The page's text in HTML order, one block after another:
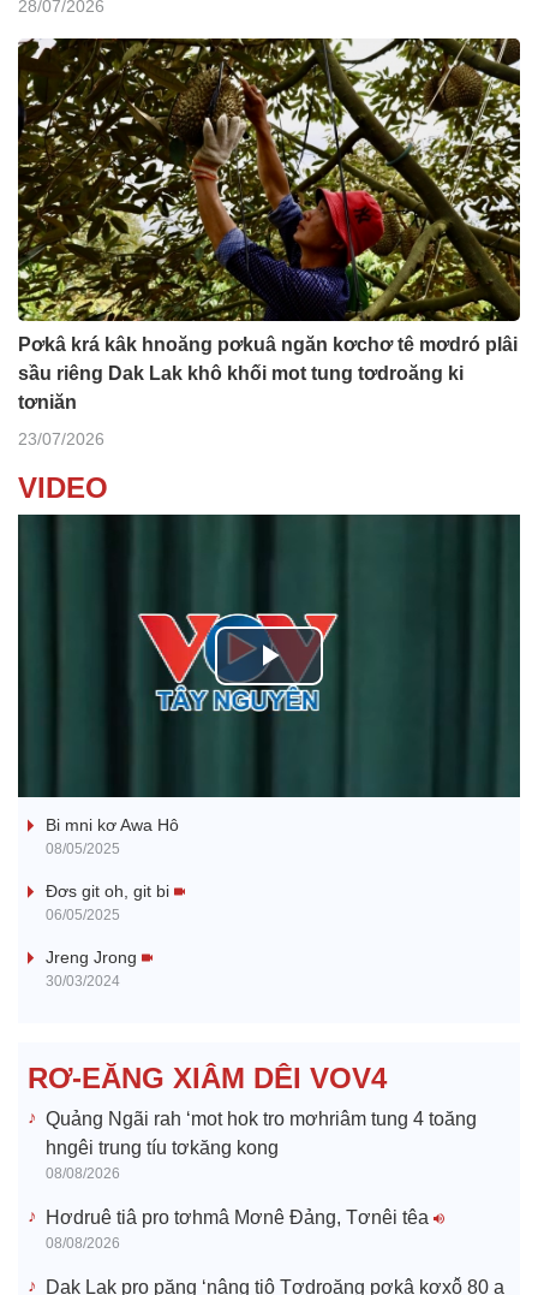
28/07/2026
Pơkâ krá kâk hnoăng pơkuâ ngăn kơchơ tê mơdró plâi
sầu riêng Dak Lak khô khối mot tung tơdroăng ki
tơniăn
23/07/2026
VIDEO
P
a
e
o
Bi mni kơ Awa Hô
08/05/2025
Đơs git oh, git bi
06/05/2025
Jreng Jrong
30/03/2024
RƠ-EĂNG XIÂM DÊI VOV4
Quảng Ngãi rah ‘mot hok tro mơhriâm tung 4 toăng
hngêi trung tíu tơkăng kong
08/08/2026
Hơdruê tiâ pro tơhmâ Mơnê Đảng, Tơnêi têa
08/08/2026
Dak Lak pro păng ‘nâng tiô Tơdroăng pơkâ kơxô̆ 80 a